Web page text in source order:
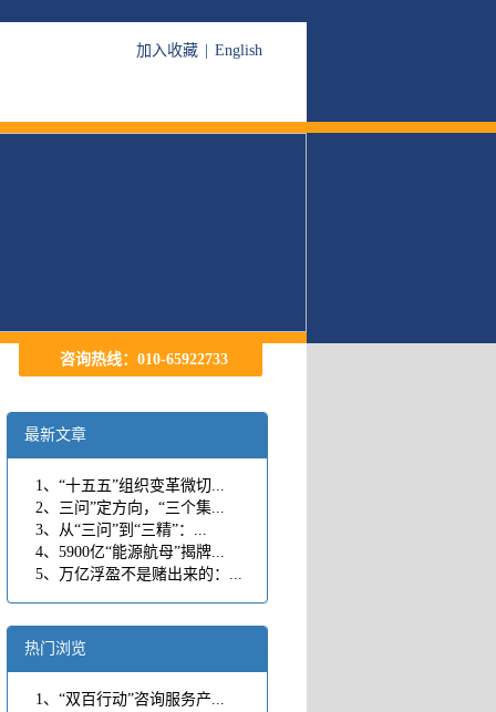
加入收藏 English
咨询热线： 010-65922733
最新文章
1、“十五五”组织变革微切...
2、三问”定方向，“三个集...
3、从“三问”到“三精”：...
4、5900亿“能源航母”揭牌...
5、万亿浮盈不是赌出来的：...
热门浏览
1、“双百行动”咨询服务产...